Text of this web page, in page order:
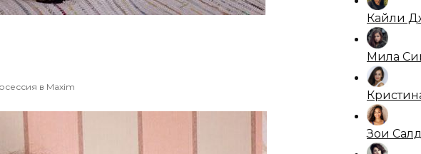
в Maxim
Кайли
Мила
Зои